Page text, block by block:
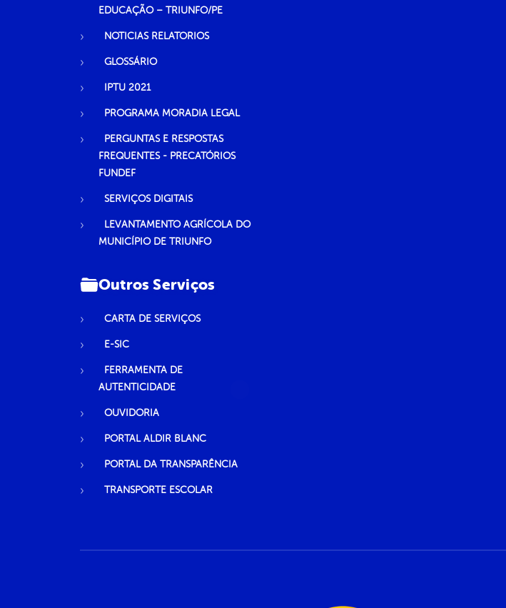
EDUCAÇÃO – TRIUNFO/PE
NOTICIAS RELATORIOS
GLOSSÁRIO
IPTU 2021
PROGRAMA MORADIA LEGAL
PERGUNTAS E RESPOSTAS
FREQUENTES - PRECATÓRIOS
FUNDEF
SERVIÇOS DIGITAIS
LEVANTAMENTO AGRÍCOLA DO
MUNICÍPIO DE TRIUNFO
Outros Serviços
CARTA DE SERVIÇOS
E-SIC
FERRAMENTA DE
AUTENTICIDADE
OUVIDORIA
PORTAL ALDIR BLANC
PORTAL DA TRANSPARÊNCIA
TRANSPORTE ESCOLAR